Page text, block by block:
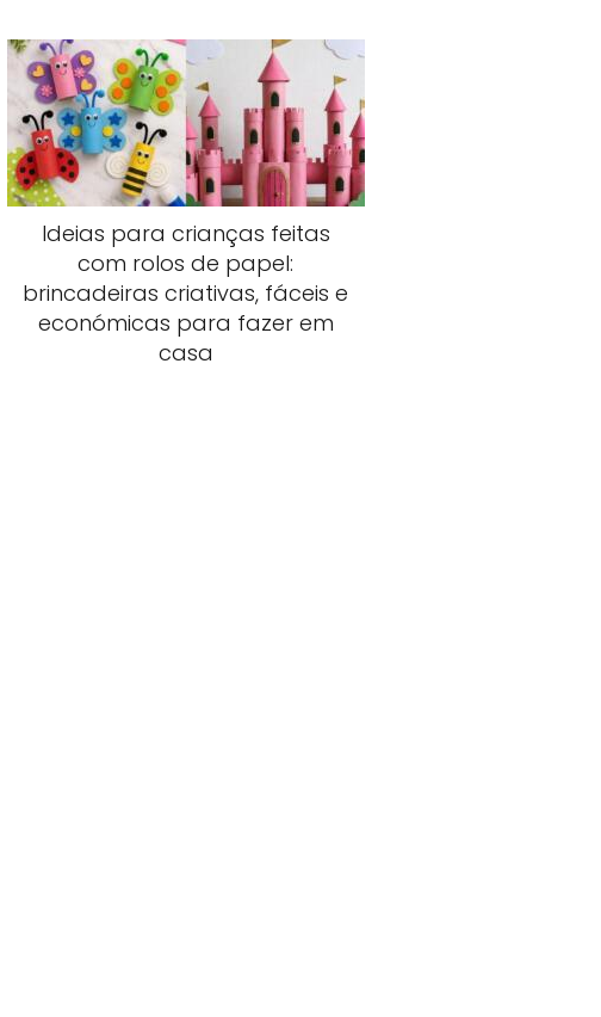
Ideias para crianças feitas
com rolos de papel:
brincadeiras criativas, fáceis e
económicas para fazer em
casa